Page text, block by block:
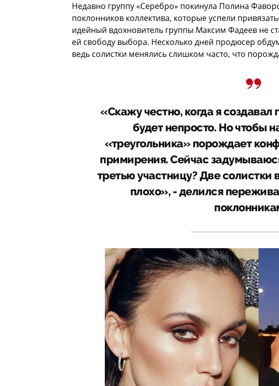
Недавно группу «Серебро» покинула Полина
поклонников коллектива, которые успели
идейный вдохновитель группы Максим Фадеев не
ей свободу выбора. Несколько дней продюсер
ведь солистки менялись слишком часто, что
«Скажу честно, когда я создавал
будет непросто. Но чтобы
«треугольника» порождает
примирения. Сейчас
третью участницу? Две солистки
плохо», - делился